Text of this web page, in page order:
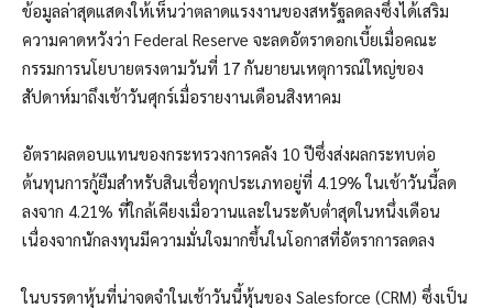
ข้อมูลล่าสุดแสดงให้เห็นว่าตลาดแรงงานของสหรัฐลดลงซึ่งได้เสริม
ความคาดหวังว่า Federal Reserve จะลดอัตราดอกเบี้ยเมื่อคณะ
กรรมการนโยบายตรงตามวันที่ 17 กันยายนเหตุการณ์ใหญ่ของ
สัปดาห์มาถึงเช้าวันศุกร์เมื่อรายงานเดือนสิงหาคม
อัตราผลตอบแทนของกระทรวงการคลัง 10 ปีซึ่งส่งผลกระทบต่อ
ต้นทุนการกู้ยืมสำหรับสินเชื่อทุกประเภทอยู่ที่ 4.19% ในเช้าวันนี้ลด
ลงจาก 4.21% ที่ใกล้เคียงเมื่อวานและในระดับต่ำสุดในหนึ่งเดือน
เนื่องจากนักลงทุนมีความมั่นใจมากขึ้นในโอกาสที่อัตราการลดลง
ในบรรดาหุ้นที่น่าจดจำในเช้าวันนี้หุ้นของ Salesforce (CRM) ซึ่งเป็น